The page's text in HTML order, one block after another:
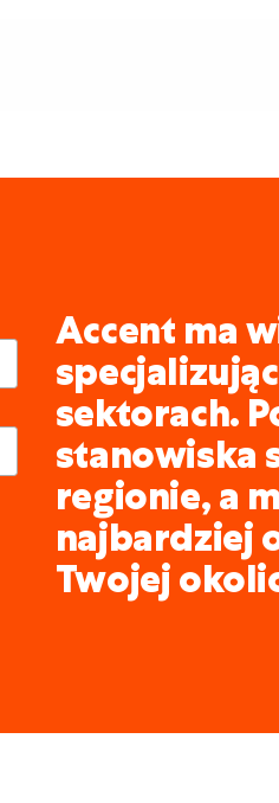
Accent ma
sektorach.
stanowiska
regionie, a
najbardziej
Twojej